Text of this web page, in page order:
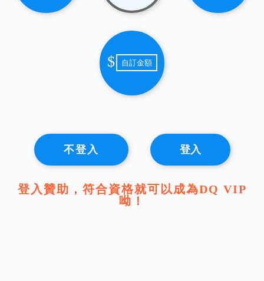
$
不登入 登入
登入贊助，符合資格就可以成為DQ VIP
呦！